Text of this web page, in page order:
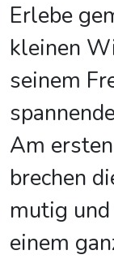
Erlebe
kleinen
seinem
Am
brechen
mutig
einem